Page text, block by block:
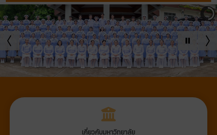
เกี่ยวกับมหาวิทยาลัย